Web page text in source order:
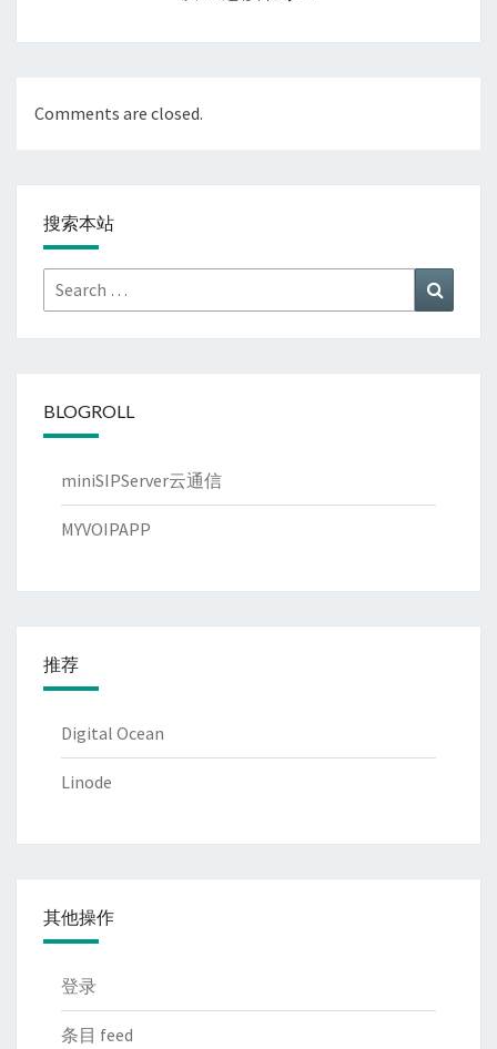
Comments are closed.
搜索本站
Search
for:
BLOGROLL
miniSIPServer云通信
MYVOIPAPP
推荐
Digital Ocean
Linode
其他操作
登录
条目 feed